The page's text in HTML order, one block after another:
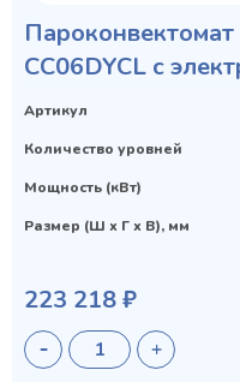
Пароконвектомат
CC06DYCL с
Артикул
Количество уровней
Мощность (кВт)
Размер (Ш х Г х В), мм
223 218 ₽